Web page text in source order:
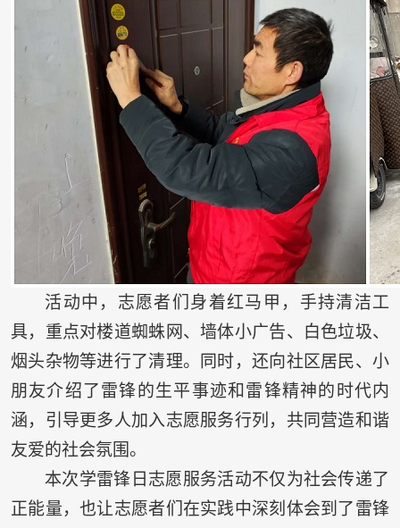
活动中，志愿者们身着红马甲，手持清洁工
具，重点对楼道蜘蛛网、墙体小广告、白色垃圾、
烟头杂物等进行了清理。同时，还向社区居民、小
朋友介绍了雷锋的生平事迹和雷锋精神的时代内
涵，引导更多人加入志愿服务行列，共同营造和谐
友爱的社会氛围。
本次学雷锋日志愿服务活动不仅为社会传递了
正能量，也让志愿者们在实践中深刻体会到了雷锋